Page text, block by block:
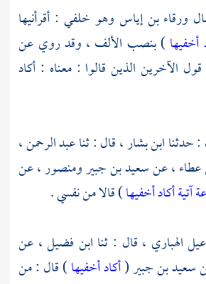
ورقاء بن إياس وهو خلفي : أقرأنيها
أخفيها) بنصب الألف ، وقد روي عن
الآخرين الذين قالوا : معناه : أكاد
حدثناابن بشار ،قال : ثناعبد الرحمن ،
عطاء ،عنسعيد بن جبيرومنصور ،عن
آتية أكاد أخفيها) قالا من نفسي .
الهباري ، قال : ثنا ابن فضيل ، عن
سعيد بن جبير(أكاد أخفيها) قال : من